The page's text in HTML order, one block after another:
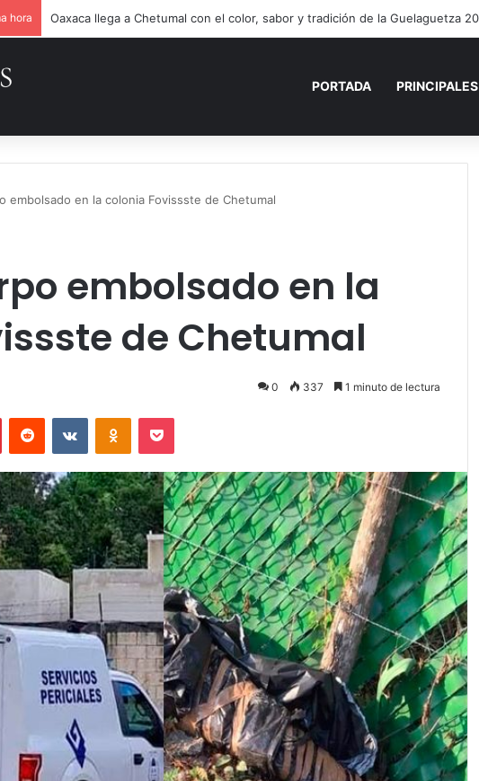
hora Estefanía Mercado cumple con la repavimentación del puente vehicular
PORTADA PRINCIPALES
embolsado en la colonia Fovissste de Chetumal
embolsado en la
de Chetumal
0 337 1 minuto de lectura
PinterestReddit VKontakteOdnoklassniki
Pocket